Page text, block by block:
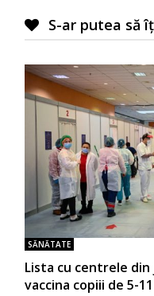
S-ar putea să
SĂNĂTATE
Lista cu centrele
vaccina copiii de 5-